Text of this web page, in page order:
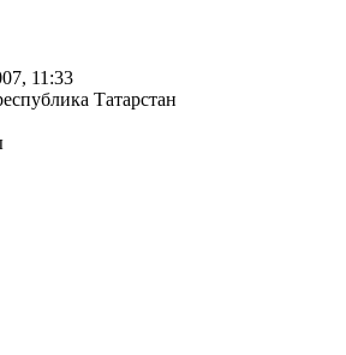
11:33
Татарстан